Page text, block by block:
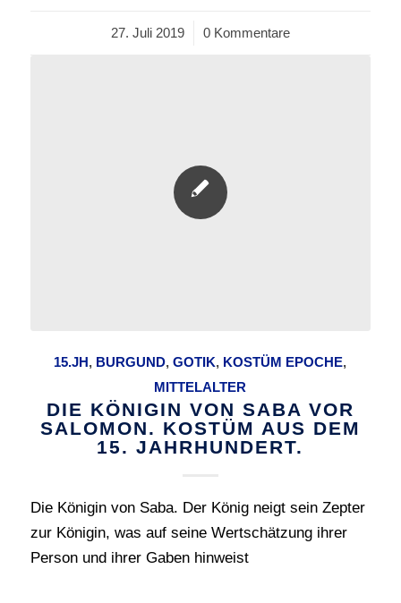
27. Juli 2019
/ 0 Kommentare
15.JH, BURGUND,GOTIK, KOSTÜM EPOCHE,
MITTELALTER
DIE KÖNIGIN VON SABA VOR
SALOMON. KOSTÜM AUS DEM
15. JAHRHUNDERT.
Die Königin von Saba. Der König neigt sein Zepter
zur Königin, was auf seine Wertschätzung ihrer
Person und ihrer Gaben hinweist